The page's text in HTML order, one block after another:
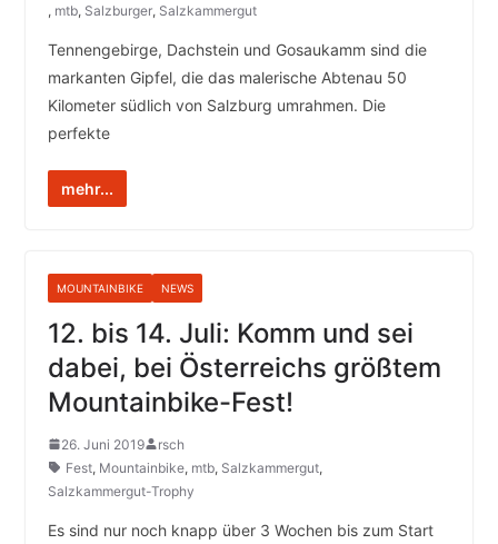
, mtb, Salzburger, Salzkammergut
Tennengebirge, Dachstein und Gosaukamm sind die
markanten Gipfel, die das malerische Abtenau 50
Kilometer südlich von Salzburg umrahmen. Die
perfekte
mehr...
MOUNTAINBIKE NEWS
12. bis 14. Juli: Komm und sei
dabei, bei Österreichs größtem
Mountainbike-Fest!
26. Juni 2019
rsch
Fest, Mountainbike, mtb, Salzkammergut,
Salzkammergut-Trophy
Es sind nur noch knapp über 3 Wochen bis zum Start